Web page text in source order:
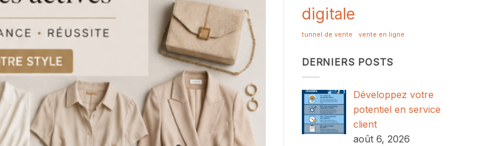
digitale
tunnel de vente vente en ligne
DERNIERS POSTS
Développez votre
potentiel en service
client
août 6, 2026